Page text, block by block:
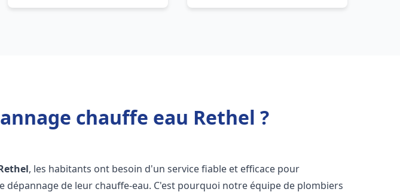
chauffe eau Rethel ?
, les habitants ont besoin d'un service fiable et efficace pour
dépannage de leur chauffe-eau. C'est pourquoi notre équipe de plombiers